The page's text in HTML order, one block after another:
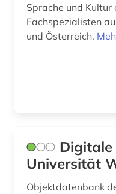
augenzeuge (3)
auktionshaus (1)
auktionspreis (1)
Sprache und
Fachspezialisten
und Österreich.
Universität
Objektdatenbank